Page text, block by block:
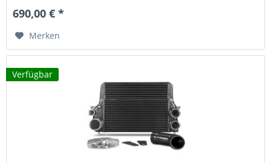
Leistungszuwächse. Technische Highlights 35 % größere...
690,00 € *
Merken
Verfügbar